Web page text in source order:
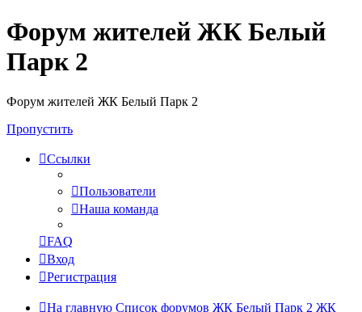
Форум жителей ЖК Белый
Парк 2
Форум жителей ЖК Белый Парк 2
Пропустить
Ссылки
Пользователи
Наша команда
FAQ
Вход
Регистрация
На главную Список форумов ЖК Белый Парк 2 ЖК